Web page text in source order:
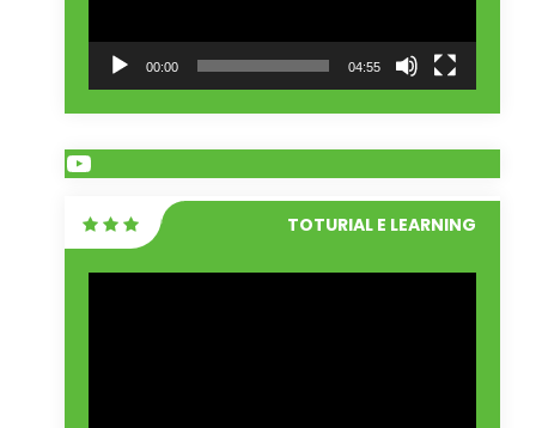
00:00 04:55
YouTube
TOTURIAL E LEARNING